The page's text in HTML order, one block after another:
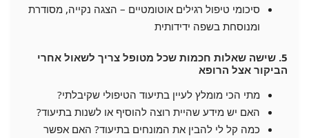
סיכומי טיפול רגילים אוטומטיים – הצגה נקייה, מסודרת
ומנוסחת בשפה ידידותית
5. שישה שאלות חכמות שכל מטופל צריך לשאול אחרי
הביקור אצל הרופא
מתי הכי מומלץ לעיין בתיעוד הטיפולי שקיבלתי?
האם יש מידע שהיית רוצה להוסיף או לשנות בתיעוד?
כמה קל לי להבין את המונחים בתיעוד? האם אפשר